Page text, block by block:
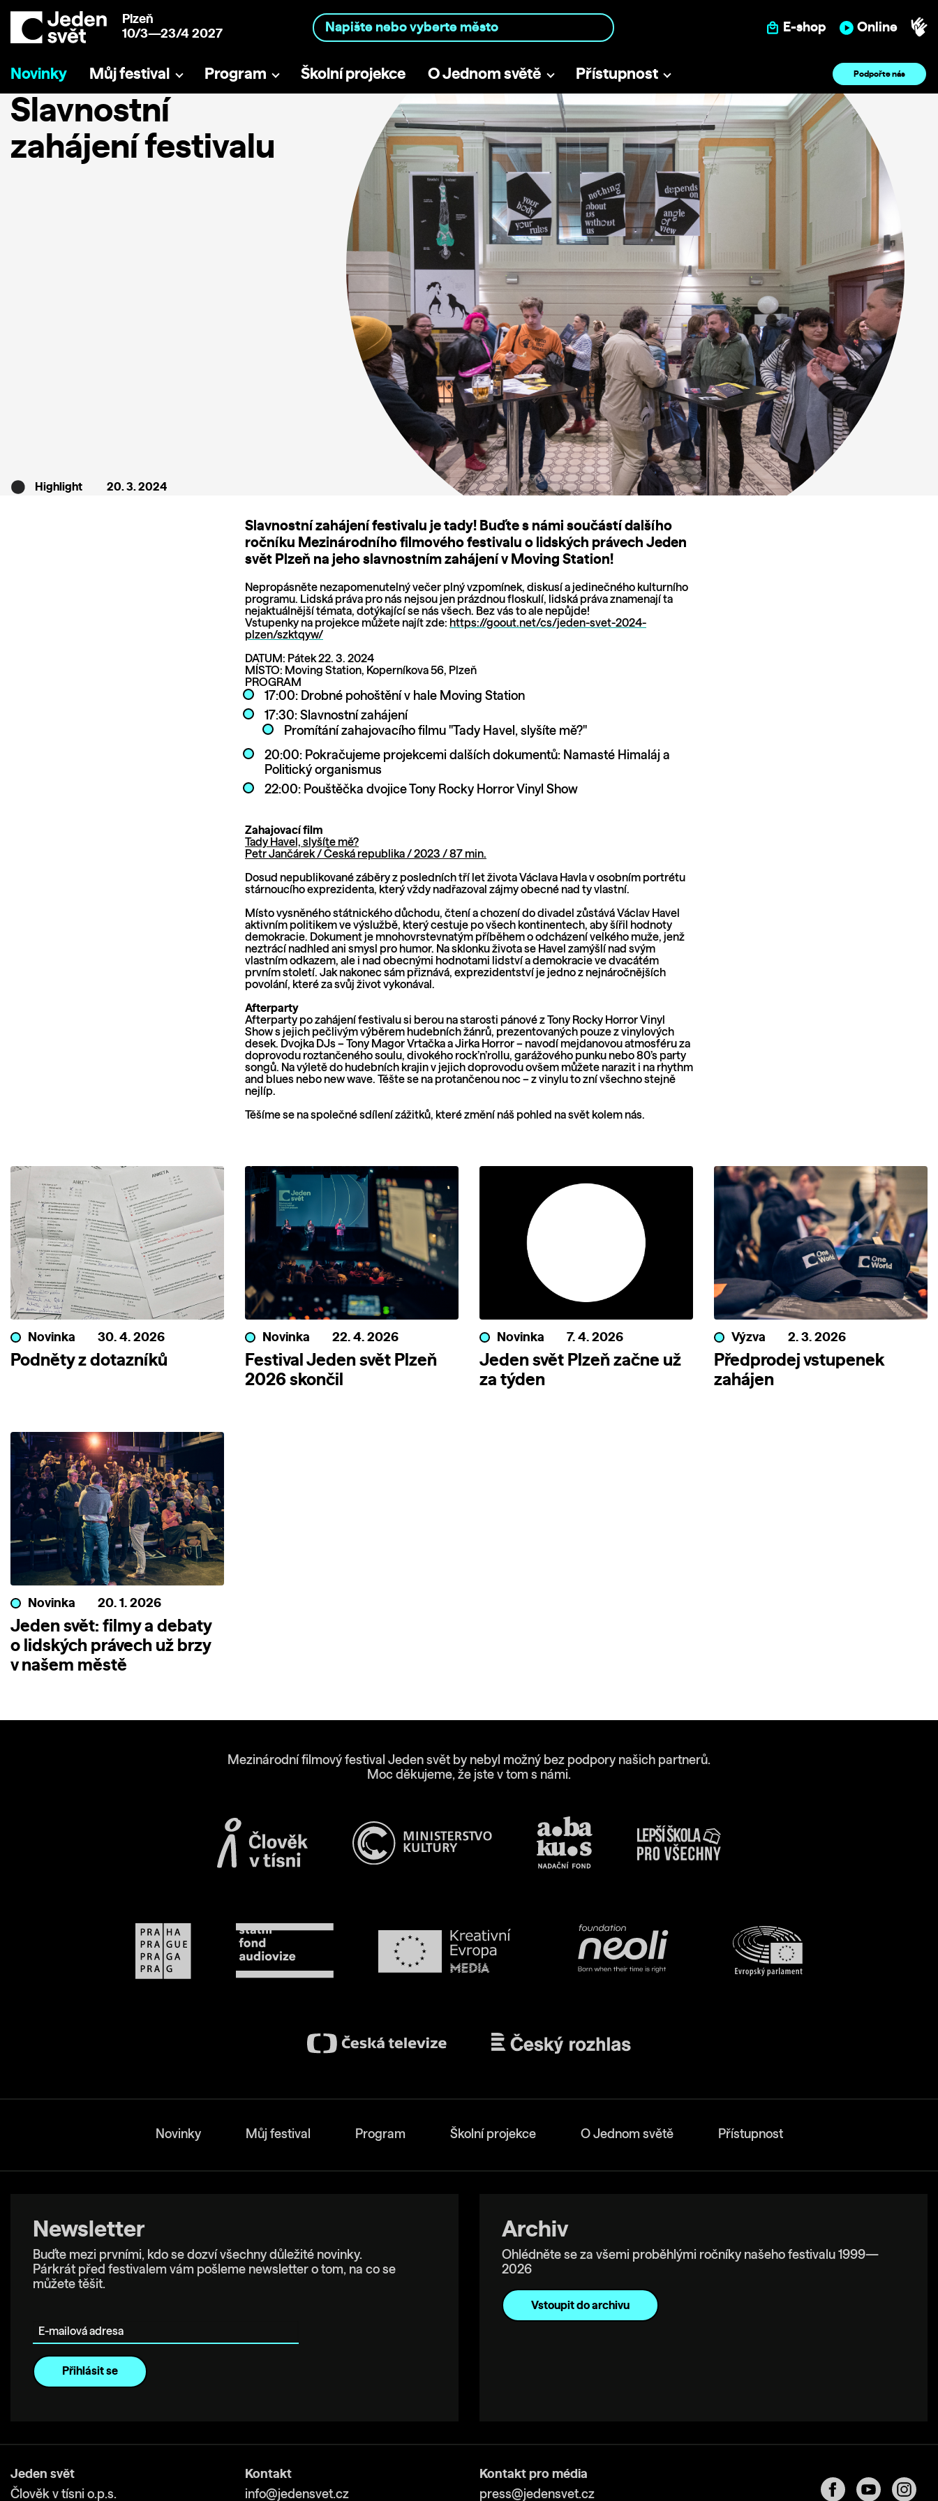
Plzeň
10/3—23/4 2027
E-shop Online
Novinky Můj festival Program Školní projekce O Jednom světě Přístupnost Podpořte nás
Slavnostní
zahájení festivalu
Highlight 20. 3. 2024
Slavnostní zahájení festivalu je tady! Buďte s námi součástí dalšího
ročníku Mezinárodního filmového festivalu o lidských právech Jeden
svět Plzeň na jeho slavnostním zahájení v Moving Station!
Nepropásněte nezapomenutelný večer plný vzpomínek, diskusí a jedinečného kulturního
programu. Lidská práva pro nás nejsou jen prázdnou floskulí, lidská práva znamenají ta
nejaktuálnější témata, dotýkající se nás všech. Bez vás to ale nepůjde!
Vstupenky na projekce můžete najít zde: https://goout.net/cs/jeden-svet-2024-
plzen/szktqyw/
DATUM: Pátek 22. 3. 2024
MÍSTO: Moving Station, Koperníkova 56, Plzeň
PROGRAM
17:00: Drobné pohoštění v hale Moving Station
17:30: Slavnostní zahájení
Promítání zahajovacího filmu "Tady Havel, slyšíte mě?"
20:00: Pokračujeme projekcemi dalších dokumentů: Namasté Himaláj a
Politický organismus
22:00: Pouštěčka dvojice Tony Rocky Horror Vinyl Show
Zahajovací film
Tady Havel, slyšíte mě?
Petr Jančárek / Česká republika / 2023 / 87 min.
Dosud nepublikované záběry z posledních tří let života Václava Havla v osobním portrétu
stárnoucího exprezidenta, který vždy nadřazoval zájmy obecné nad ty vlastní.
Místo vysněného státnického důchodu, čtení a chození do divadel zůstává Václav Havel
aktivním politikem ve výslužbě, který cestuje po všech kontinentech, aby šířil hodnoty
demokracie. Dokument je mnohovrstevnatým příběhem o odcházení velkého muže, jenž
neztrácí nadhled ani smysl pro humor. Na sklonku života se Havel zamýšlí nad svým
vlastním odkazem, ale i nad obecnými hodnotami lidství a demokracie ve dvacátém
prvním století. Jak nakonec sám přiznává, exprezidentství je jedno z nejnáročnějších
povolání, které za svůj život vykonával.
Afterparty
Afterparty po zahájení festivalu si berou na starosti pánové z Tony Rocky Horror Vinyl
Show s jejich pečlivým výběrem hudebních žánrů, prezentovaných pouze z vinylových
desek. Dvojka DJs – Tony Magor Vrtačka a Jirka Horror – navodí mejdanovou atmosféru za
doprovodu roztančeného soulu, divokého rock’n’rollu, garážového punku nebo 80’s party
songů. Na výletě do hudebních krajin v jejich doprovodu ovšem můžete narazit i na rhythm
and blues nebo new wave. Těšte se na protančenou noc – z vinylu to zní všechno stejně
nejlíp.
Těšíme se na společné sdílení zážitků, které změní náš pohled na svět kolem nás.
Novinka 30. 4. 2026
Podněty z dotazníků
Novinka 22. 4. 2026
Festival Jeden svět Plzeň
2026 skončil
Novinka 7. 4. 2026
Jeden svět Plzeň začne už
za týden
Výzva 2. 3. 2026
Předprodej vstupenek
zahájen
Novinka 20. 1. 2026
Jeden svět: filmy a debaty
o lidských právech už brzy
v našem městě
Mezinárodní filmový festival Jeden svět by nebyl možný bez podpory našich partnerů.
Moc děkujeme, že jste v tom s námi.
Novinky Můj festival Program Školní projekce O Jednom světě Přístupnost
Newsletter
Buďte mezi prvními, kdo se dozví všechny důležité novinky.
Párkrát před festivalem vám pošleme newsletter o tom, na co se
můžete těšit.
Archiv
Ohlédněte se za všemi proběhlými ročníky našeho festivalu 1999—
2026
Vstoupit do archivu
Jeden svět
Člověk v tísni o.p.s.
Kontakt
info@jedensvet.cz
Kontakt pro média
press@jedensvet.cz